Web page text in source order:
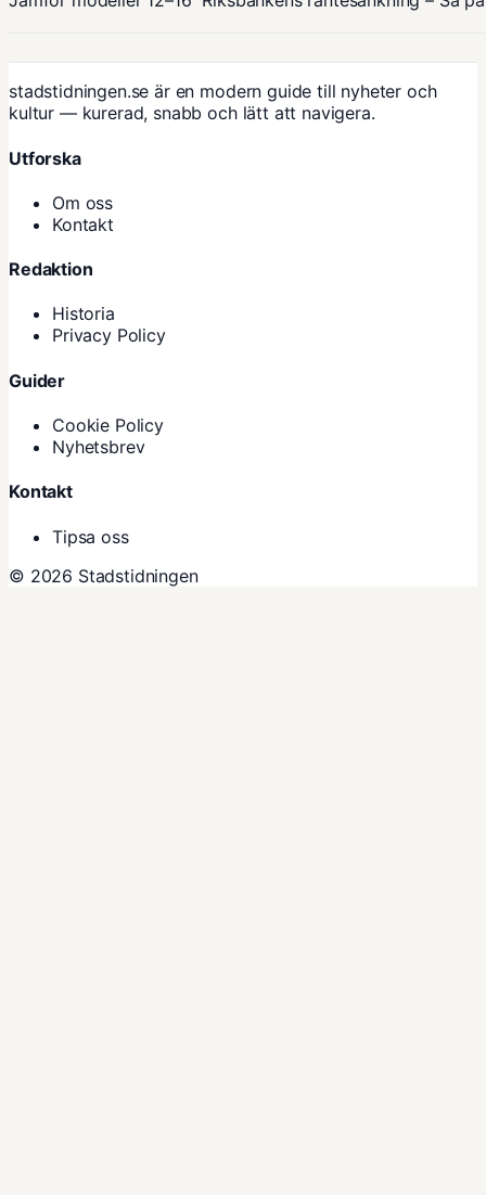
stadstidningen.se är en modern guide till nyheter och
kultur — kurerad, snabb och lätt att navigera.
Utforska
Om oss
Kontakt
Redaktion
Historia
Privacy Policy
Guider
Cookie Policy
Nyhetsbrev
Kontakt
Tipsa oss
© 2026 Stadstidningen